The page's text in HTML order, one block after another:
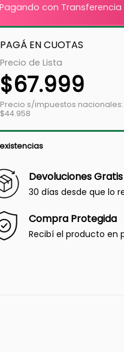
Pagando con Transferencia
PAGÁ EN CUOTAS
Precio de Lista
$67.999
Precio s/impuestos nacionales:
$44.958
Devoluciones Gratis
30 días desde que lo
Compra Protegida
Recibí el producto en